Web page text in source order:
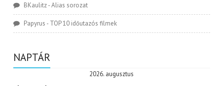
BKaulitz-Alias sorozat
Papyrus - TOP 10 időutazós filmek
NAPTÁR
2026. augusztus